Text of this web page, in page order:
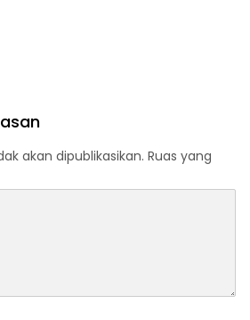
akan dipublikasikan. Ruas yang